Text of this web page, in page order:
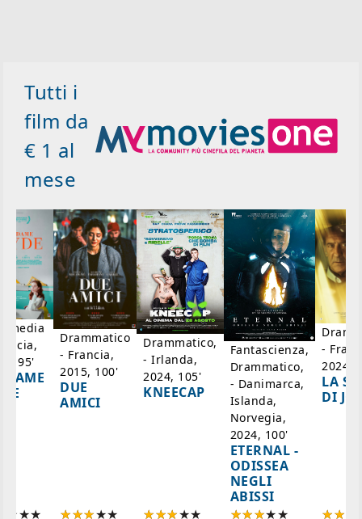
Tutti i
film da
€ 1 al
mese
95'
Drammatico
- Francia,
2015, 100'
DUE
AMICI
Drammatico,
- Irlanda,
2024, 105'
KNEECAP
Fantascienza,
Drammatico,
- Danimarca,
Islanda,
Norvegia,
2024, 100'
ETERNAL -
ODISSEA
NEGLI
ABISSI
-
2024,
LA
DI